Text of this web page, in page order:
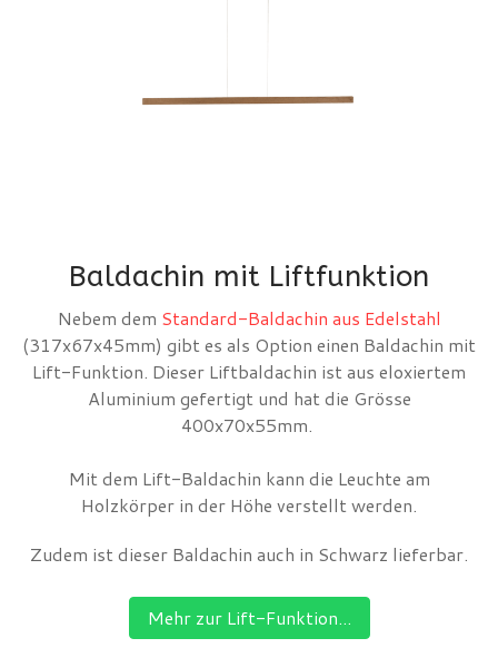
Baldachin mit Liftfunktion
Nebem dem Standard-Baldachin aus Edelstahl
(317x67x45mm) gibt es als Option einen Baldachin mit
Lift-Funktion. Dieser Liftbaldachin ist aus eloxiertem
Aluminium gefertigt und hat die Grösse
400x70x55mm.
Mit dem Lift-Baldachin kann die Leuchte am
Holzkörper in der Höhe verstellt werden.
Zudem ist dieser Baldachin auch in Schwarz lieferbar.
Mehr zur Lift-Funktion...